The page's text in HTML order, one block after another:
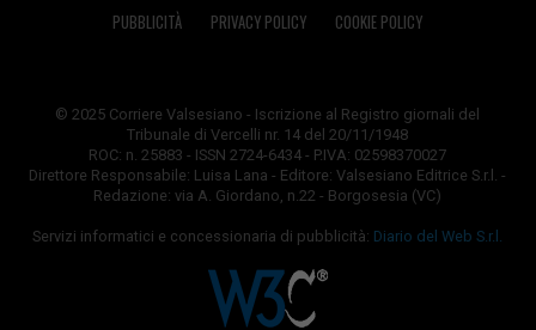
PUBBLICITÀ PRIVACY POLICY COOKIE POLICY
© 2025 Corriere Valsesiano - Iscrizione al Registro giornali del
Tribunale di Vercelli nr. 14 del 20/11/1948
ROC: n. 25883 - ISSN 2724-6434 - P.IVA: 02598370027
Direttore Responsabile: Luisa Lana - Editore: Valsesiano Editrice S.r.l. -
Redazione: via A. Giordano, n.22 - Borgosesia (VC)
Servizi informatici e concessionaria di pubblicità: Diario del Web S.r.l.